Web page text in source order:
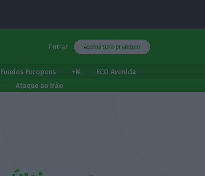
Entrar Assinatura premium
Fundos Europeus +M
ECO Avenida
Ataque ao Irão